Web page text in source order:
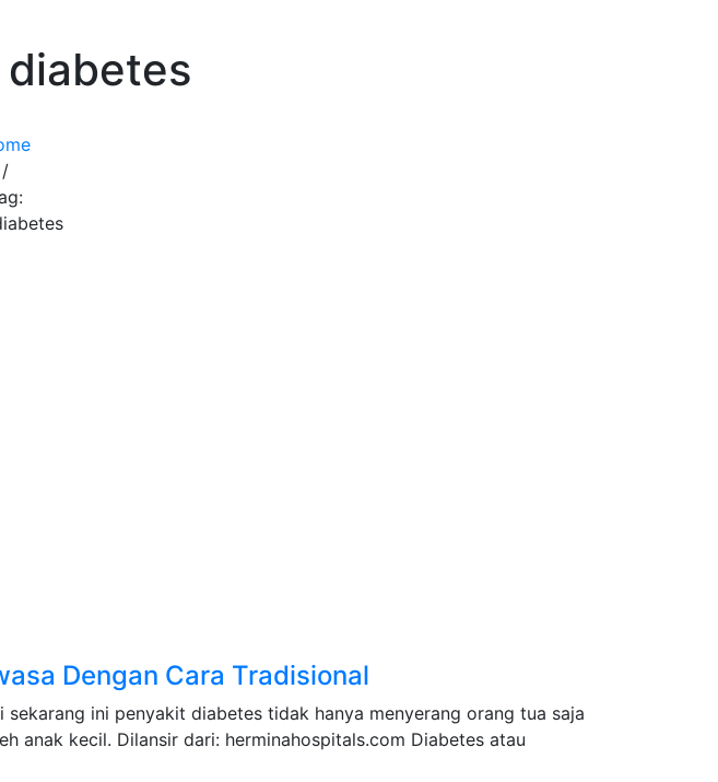
/
Dengan Cara Tradisional
ini penyakit diabetes tidak hanya menyerang orang tua saja
anak kecil. Dilansir dari: herminahospitals.com Diabetes atau